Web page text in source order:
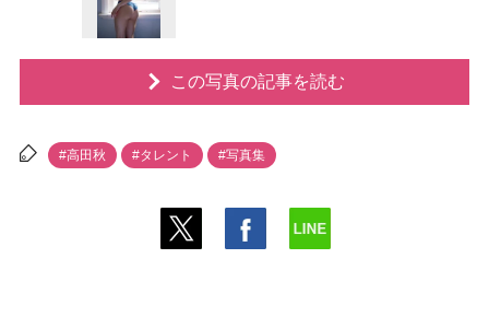
この写真の記事を読む
#高田秋 #タレント #写真集